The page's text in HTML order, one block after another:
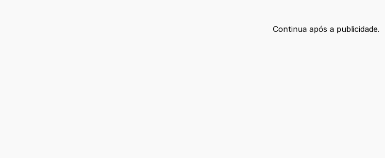
Continua após a publicidade.